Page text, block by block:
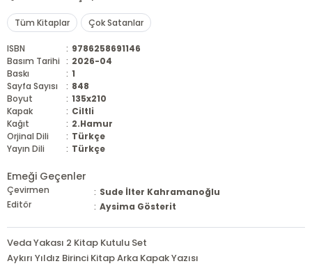
Tüm Kitaplar Çok Satanlar
ISBN : 9786258691146
Basım Tarihi : 2026-04
Baskı
: 1
Sayfa Sayısı
: 848
Boyut
: 135x210
Kapak
: Ciltli
Kağıt
: 2.Hamur
Orjinal Dili
: Türkçe
Yayın Dili
: Türkçe
Emeği Geçenler
Çevirmen : Sude İlter Kahramanoğlu
Editör
: Aysima Gösterit
Veda Yakası 2 Kitap Kutulu Set
Aykırı Yıldız Birinci Kitap Arka Kapak Yazısı